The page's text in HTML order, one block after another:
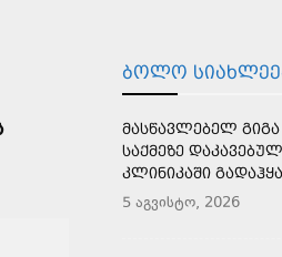
ᲑᲝᲚᲝ
ᲛᲐᲡᲬᲐᲕᲚᲔᲑᲔᲚ
ᲡᲐᲥᲛᲔᲖᲔ
ᲙᲚᲘᲜᲘᲙᲐᲨᲘ
5 აგვისტო, 2026